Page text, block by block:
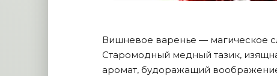
Вишневое варенье — магическое
Старомодный медный тазик,
аромат, будоражащий